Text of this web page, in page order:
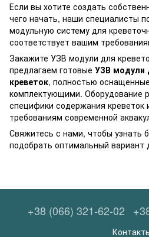
Если вы хотите создать
чего начать, наши специалисты
модульную систему для
соответствует вашим
Закажите УЗВ модули для
предлагаем готовые УЗВ модули
креветок, полностью
комплектующими. Оборудование
специфики содержания креветок
требованиям современной
Свяжитесь с нами, чтобы узнать
подобрать оптимальный вариант
+38 (066) 321-62-02